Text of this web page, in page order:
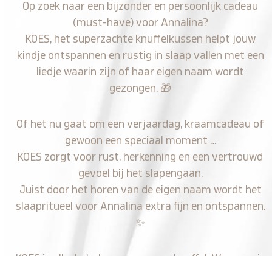
Op zoek naar een bijzonder en persoonlijk cadeau
(must-have) voor Annalina?
KOES, het superzachte knuffelkussen helpt jouw
kindje ontspannen en rustig in slaap vallen met een
liedje waarin zijn of haar eigen naam wordt
gezongen. 🎁
Of het nu gaat om een verjaardag, kraamcadeau of
gewoon een speciaal moment …
KOES zorgt voor rust, herkenning en een vertrouwd
gevoel bij het slapengaan.
Juist door het horen van de eigen naam wordt het
slaapritueel voor Annalina extra fijn en ontspannen.
✨